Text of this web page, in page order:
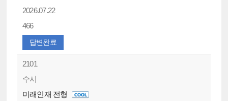
2026.07.22
466
답변완료
2101
수시
미래인재 전형